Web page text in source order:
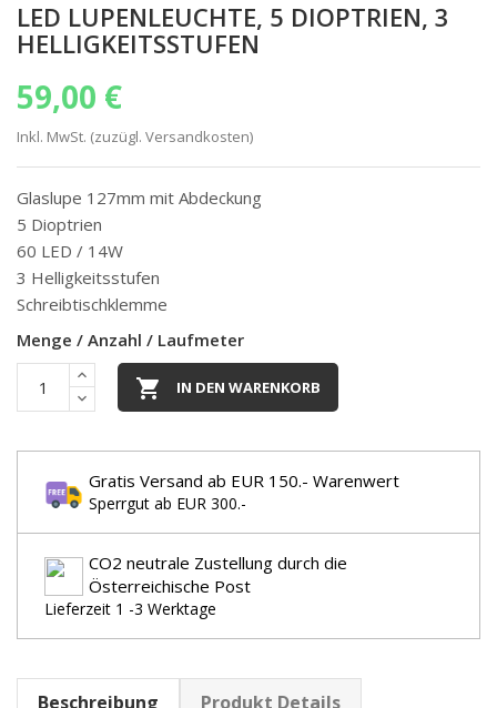
LED LUPENLEUCHTE, 5 DIOPTRIEN, 3
HELLIGKEITSSTUFEN
59,00 €
Inkl. MwSt. (zuzügl. Versandkosten)
Glaslupe 127mm mit Abdeckung
5 Dioptrien
60 LED / 14W
3 Helligkeitsstufen
Schreibtischklemme
Menge / Anzahl / Laufmeter
 IN DEN WARENKORB
Gratis Versand ab EUR 150.- Warenwert
Sperrgut ab EUR 300.-
CO2 neutrale Zustellung durch die
Österreichische Post
Lieferzeit 1 -3 Werktage
Beschreibung Produkt Details